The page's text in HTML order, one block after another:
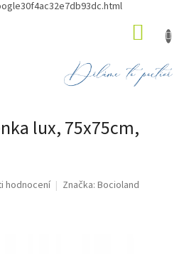
lux, 75x75cm,
hodnocení Značka: Bocioland